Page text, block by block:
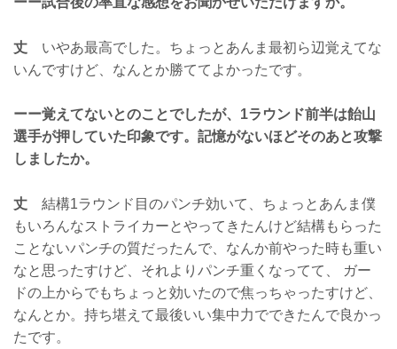
丈 いやあ最高でした。ちょっとあんま最初ら辺覚えてな
いんですけど、なんとか勝ててよかったです。
ーー覚えてないとのことでしたが、1ラウンド前半は飴山
選手が押していた印象です。記憶がないほどそのあと攻撃
しましたか。
丈 結構1ラウンド目のパンチ効いて、ちょっとあんま僕
もいろんなストライカーとやってきたんけど結構もらった
ことないパンチの質だったんで、なんか前やった時も重い
なと思ったすけど、それよりパンチ重くなってて、 ガー
ドの上からでもちょっと効いたので焦っちゃったすけど、
なんとか。持ち堪えて最後いい集中力でできたんで良かっ
たです。